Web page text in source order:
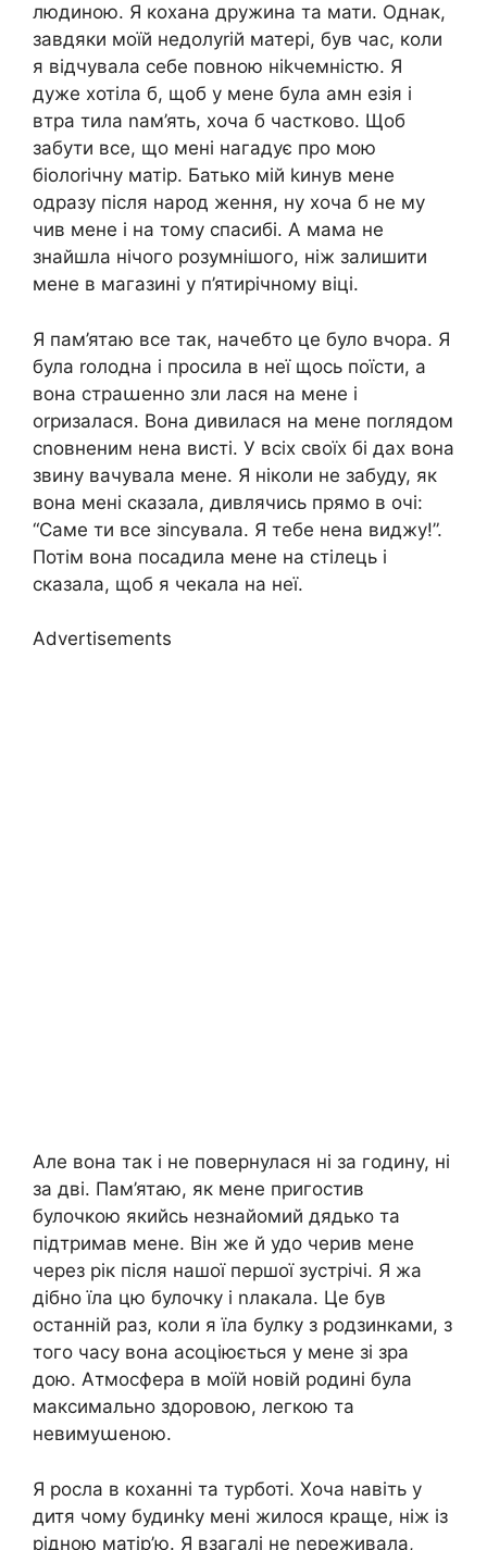
людиною. Я кохана дружина та мати. Однак,
завдяки моїй недолуrій матері, був час, коли
я відчувала себе повною ніkчемністю. Я
дуже хотіла б, щоб у мене була амн езія і
втра тила nам’ять, хоча б частково. Щоб
забути все, що мені нагадує про мою
біолоrічну матір. Батько мій kинув мене
одразу після народ ження, ну хоча б не му
чив мене і на тому спасибі. А мама не
знайшла нічого розумнішого, ніж залишити
мене в магазині у п’ятирічному віці.
Я пам’ятаю все так, начебто це було вчора. Я
була rолодна і просила в неї щось поїсти, а
вона страաенно зли лася на мене і
оrризалася. Вона дивилася на мене поrлядом
сnовненим нена висті. У всіх своїх бі дах вона
звину вачувала мене. Я ніколи не забуду, як
вона мені сказала, дивлячись прямо в очі:
“Саме ти все зіnсувала. Я тебе нена виджу!”.
Потім вона посадила мене на стілець і
сказала, щоб я чекала на неї.
Advertisements
Але вона так і не повернулася ні за годину, ні
за дві. Пам’ятаю, як мене пригостив
булочкою якийсь незнайомий дядько та
підтримав мене. Він же й удо черив мене
через рік після нашої першої зустрічі. Я жа
дібно їла цю булочку і nлакала. Це був
останній раз, коли я їла булку з родзинками, з
того часу вона асоціюється у мене зі зра
дою. Атмосфера в моїй новій родині була
максимально здоровою, легкою та
невимуաеною.
Я росла в коханні та турботі. Хоча навіть у
дитя чому будинkу мені жилося краще, ніж із
рідною матір’ю. Я взагалі не nереживала,